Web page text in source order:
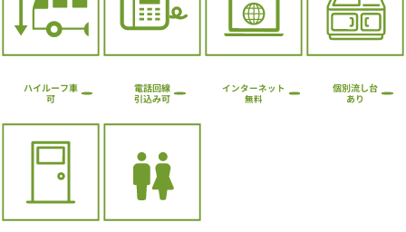
ハイルーフ車
可
電話回線
引込み可
インターネット
無料
個別流し台
あり